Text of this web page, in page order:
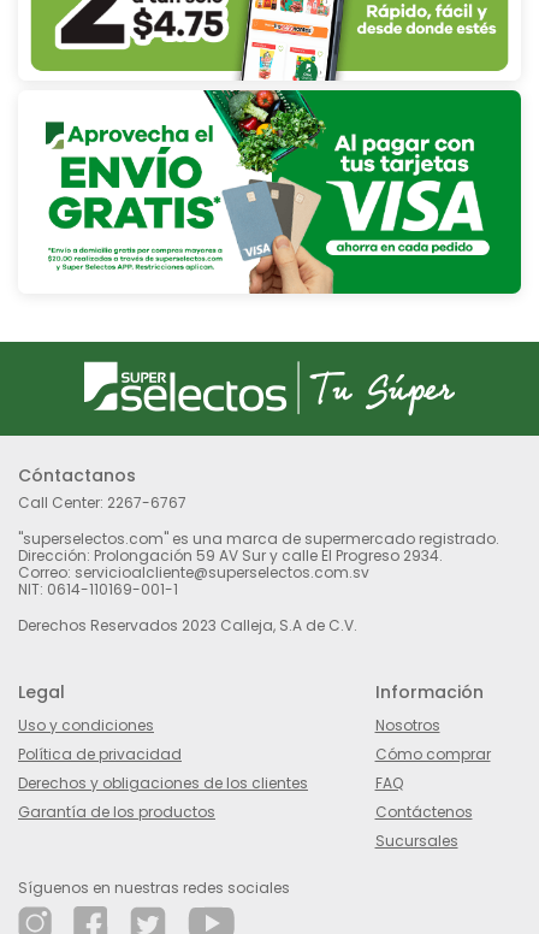
Cóntactanos
Call Center: 2267-6767
"superselectos.com" es una marca de supermercado registrado.
Dirección: Prolongación 59 AV Sur y calle El Progreso 2934.
Correo: servicioalcliente@superselectos.com.sv
NIT: 0614-110169-001-1
Derechos Reservados 2023 Calleja, S.A de C.V.
Legal
Uso y condiciones
Política de privacidad
Derechos y obligaciones de los clientes
Garantía de los productos
Información
Nosotros
Cómo comprar
FAQ
Contáctenos
Sucursales
Síguenos en nuestras redes sociales